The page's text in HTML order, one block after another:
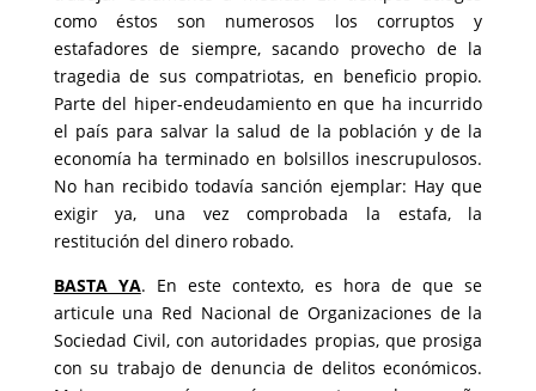
como éstos son numerosos los corruptos y
estafadores de siempre, sacando provecho de la
tragedia de sus compatriotas, en beneficio propio.
Parte del hiper-endeudamiento en que ha incurrido
el país para salvar la salud de la población y de la
economía ha terminado en bolsillos inescrupulosos.
No han recibido todavía sanción ejemplar: Hay que
exigir ya, una vez comprobada la estafa, la
restitución del dinero robado.
BASTA YA. En este contexto, es hora de que se
articule una Red Nacional de Organizaciones de la
Sociedad Civil, con autoridades propias, que prosiga
con su trabajo de denuncia de delitos económicos.